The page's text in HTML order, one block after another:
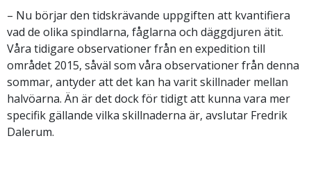
– Nu börjar den tidskrävande uppgiften att kvantifiera
vad de olika spindlarna, fåglarna och däggdjuren ätit.
Våra tidigare observationer från en expedition till
området 2015, såväl som våra observationer från denna
sommar, antyder att det kan ha varit skillnader mellan
halvöarna. Än är det dock för tidigt att kunna vara mer
specifik gällande vilka skillnaderna är, avslutar Fredrik
Dalerum.